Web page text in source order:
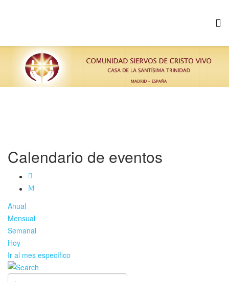
Calendario de eventos
Anual
Mensual
Semanal
Hoy
Ir al mes específico